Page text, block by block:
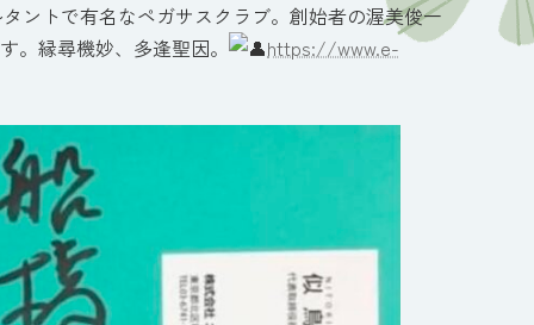
トで有名なペガサスクラブ。創始者の渥美俊一
。縁尋機妙、多逢聖因。
https://www.e-